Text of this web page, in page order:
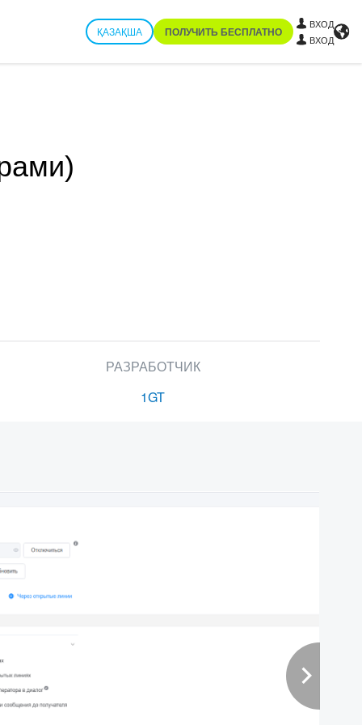
ҚАЗАҚША ПОЛУЧИТЬ БЕСПЛАТНО
ВХОД
ВХОД
РАЗРАБОТЧИК
1GT